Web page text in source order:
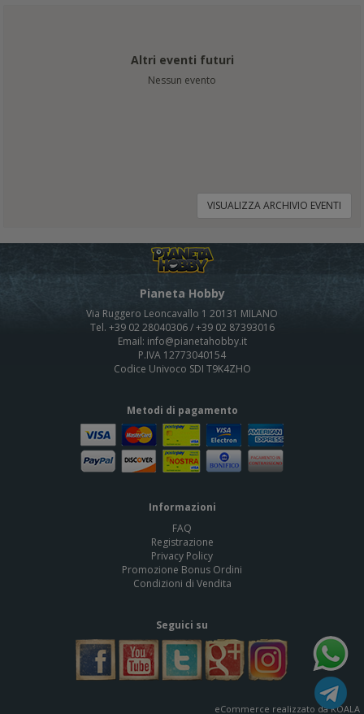
Altri eventi futuri
Nessun evento
VISUALIZZA ARCHIVIO EVENTI
Pianeta Hobby
Via Ruggero Leoncavallo 1 20131 MILANO
Tel. +39 02 28040306 / +39 02 87393016
Email: info@pianetahobby.it
P.IVA 12773040154
Codice Univoco SDI T9K4ZHO
Metodi di pagamento
Informazioni
FAQ
Registrazione
Privacy Policy
Promozione Bonus Ordini
Condizioni di Vendita
Seguici su
eCommerce realizzato da KOALA